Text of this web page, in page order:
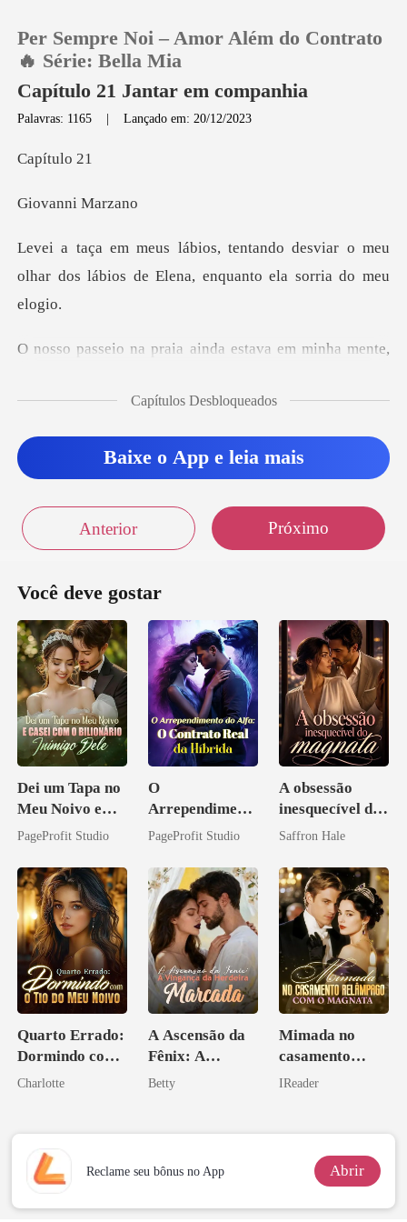
Baixar App
Per Sempre Noi – Amor Além do Contrato
🔥 Série: Bella Mia
Capítulo 21 Jantar em companhia
Palavras: 1165 |Lançado em: 20/12/2023
tulo
ni Mar
desviar o meu
olhar dos lábios de Elen
interação durant
Capítulos Desbloqueados
Baixe o App e leia mais
Anterior Próximo
Você deve gostar
Dei um Tapa no
Meu Noivo e
Casei com o
Inimigo Dele
PageProfit Studio
O
Arrependiment
o do Alfa: O
da Híbrida
PageProfit Studio
A obsessão
inesquecível do
magnata
Saffron Hale
Quarto Errado:
Dormindo com
o Tio do Meu
Charlotte
A Ascensão da
Fênix: A
Vingança da
Betty
Mimada no
casamento
relâmpago com
IReader
Reclame seu bônus no App Abrir